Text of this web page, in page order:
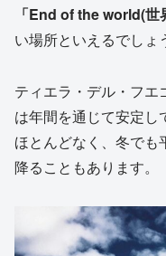
「End of the world(世
い場所といえるでしょ
ティエラ・デル・フエ
は年間を通じて安定
ほとんどなく、冬で
降ることもあります。